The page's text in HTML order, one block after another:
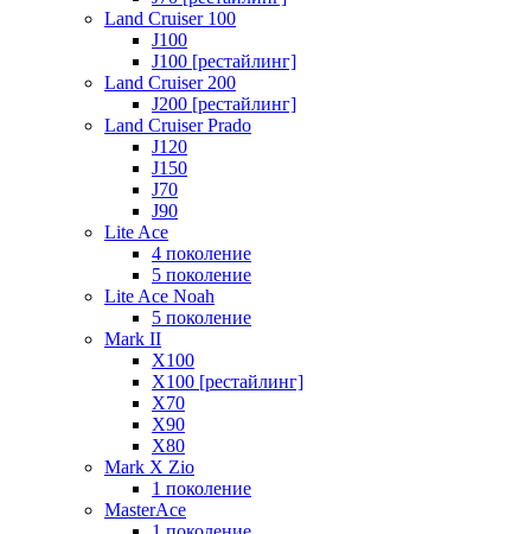
Land Cruiser 100
J100
J100 [рестайлинг]
Land Cruiser 200
J200 [рестайлинг]
Land Cruiser Prado
J120
J150
J70
J90
Lite Ace
4 поколение
5 поколение
Lite Ace Noah
5 поколение
Mark II
X100
X100 [рестайлинг]
X70
X90
Х80
Mark X Zio
1 поколение
MasterAce